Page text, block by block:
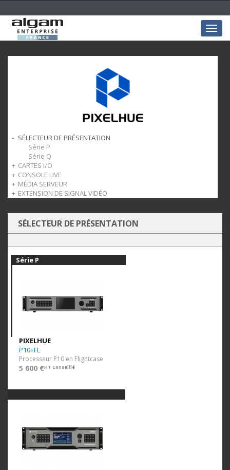
SÉLECTEUR DE PRÉSENTATION
Série P
Série Q
CARTES I/O
Cartes Entrées
Cartes Sorties
CONSOLE LIVE
Série U5
MÉDIA SERVEUR
Série X
EXTENSION DE SIGNAL VIDÉO
SÉLECTEUR DE PRÉSENTATION
Série P
PIXELHUE
P10+FL
Processeur P10 en Flightcase
5 600 €HT Conseillé